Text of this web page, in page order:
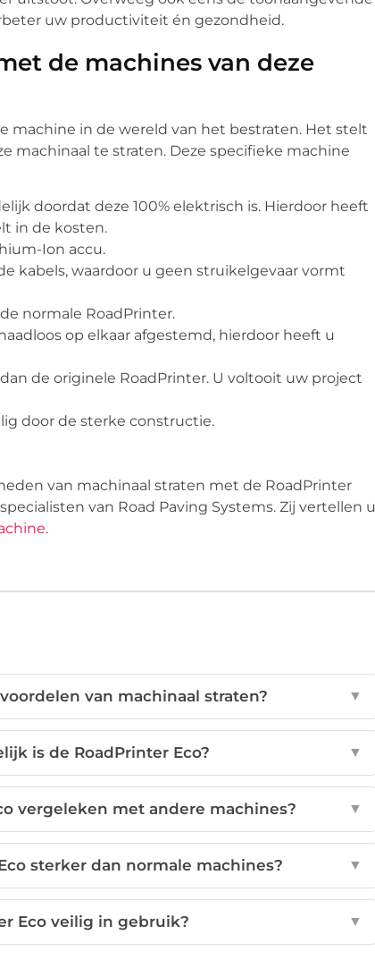
uw productiviteit én gezondheid.
de machines van deze
machine in de wereld van het bestraten. Het stelt
machinaal te straten. Deze specifieke machine
doordat deze 100% elektrisch is. Hierdoor heeft
in de kosten.
Ion accu.
kabels, waardoor u geen struikelgevaar vormt
normale RoadPrinter.
op elkaar afgestemd, hierdoor heeft u
de originele RoadPrinter. U voltooit uw project
door de sterke constructie.
van machinaal straten met de RoadPrinter
van Road Paving Systems. Zij vertellen u
.
van machinaal straten? ▼
is de RoadPrinter Eco? ▼
vergeleken met andere machines? ▼
sterker dan normale machines? ▼
Eco veilig in gebruik? ▼